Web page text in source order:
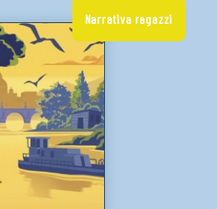
Bookstart
dei servizi
di acquisto
& INIZIATIVE
Narrativa ragazzi